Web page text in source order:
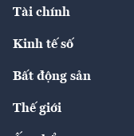
Diễn đàn
Tài chính
Ngân hàng
Bảo hiểm
Kinh tế số
Sản phẩm - Thị trường
Bất động sản
Chính sách
Thế giới
Kinh tế